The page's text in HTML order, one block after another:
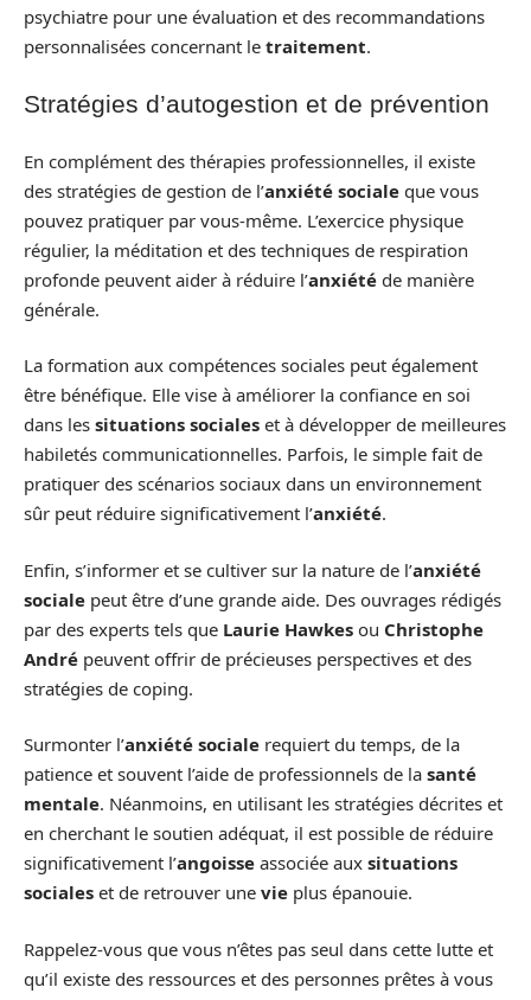
psychiatre pour une évaluation et des recommandations
personnalisées concernant le traitement.
Stratégies d’autogestion et de prévention
En complément des thérapies professionnelles, il existe
des stratégies de gestion de l’anxiété sociale que vous
pouvez pratiquer par vous-même. L’exercice physique
régulier, la méditation et des techniques de respiration
profonde peuvent aider à réduire l’anxiété de manière
générale.
La formation aux compétences sociales peut également
être bénéfique. Elle vise à améliorer la confiance en soi
dans les situations sociales et à développer de meilleures
habiletés communicationnelles. Parfois, le simple fait de
pratiquer des scénarios sociaux dans un environnement
sûr peut réduire significativement l’anxiété.
Enfin, s’informer et se cultiver sur la nature de l’anxiété
sociale peut être d’une grande aide. Des ouvrages rédigés
par des experts tels que Laurie Hawkes ou Christophe
André peuvent offrir de précieuses perspectives et des
stratégies de coping.
Surmonter l’anxiété sociale requiert du temps, de la
patience et souvent l’aide de professionnels de la santé
mentale. Néanmoins, en utilisant les stratégies décrites et
en cherchant le soutien adéquat, il est possible de réduire
significativement l’angoisse associée aux situations
sociales et de retrouver une vie plus épanouie.
Rappelez-vous que vous n’êtes pas seul dans cette lutte et
qu’il existe des ressources et des personnes prêtes à vous